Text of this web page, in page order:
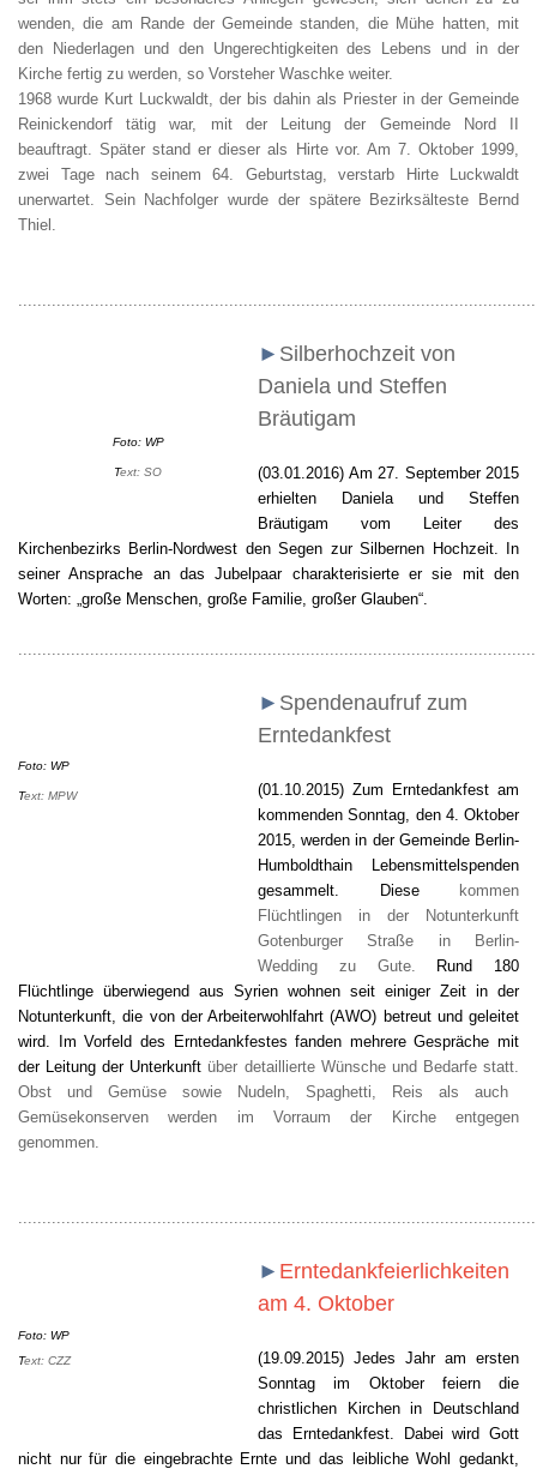
wenden, die am Rande der Gemeinde standen, die Mühe hatten, mit
den Niederlagen und den Ungerechtigkeiten des Lebens und in der
Kirche fertig zu werden, so Vorsteher Waschke weiter.
1968 wurde Kurt Luckwaldt, der bis dahin als Priester in der Gemeinde
Reinickendorf tätig war, mit der Leitung der Gemeinde Nord II
beauftragt. Später stand er dieser als Hirte vor. Am 7. Oktober 1999,
zwei Tage nach seinem 64. Geburtstag, verstarb Hirte Luckwaldt
unerwartet. Sein Nachfolger wurde der spätere Bezirksälteste Bernd
Thiel.
Foto: WP
Text: SO
► Silberhochzeit von
Daniela und Steffen
Bräutigam
(03.01.2016) Am 27. September 2015
erhielten Daniela und Steffen
Bräutigam vom Leiter des
Kirchenbezirks Berlin-Nordwest den Segen zur Silbernen Hochzeit. In
seiner Ansprache an das Jubelpaar charakterisierte er sie mit den
Worten: „große Menschen, große Familie, großer Glauben“.
Foto: WP
Text: MPW
► Spendenaufruf zum
Erntedankfest
(01.10.2015) Zum Erntedankfest am
kommenden Sonntag, den 4. Oktober
2015, werden in der Gemeinde Berlin-
Humboldthain Lebensmittelspenden
gesammelt. Diese
kommen
Flüchtlingen in der Notunterkunft
Gotenburger Straße in Berlin-
Wedding zu Gute.
Rund 180
Flüchtlinge überwiegend aus Syrien wohnen seit einiger Zeit in der
Notunterkunft, die von der Arbeiterwohlfahrt (AWO) betreut und geleitet
wird. Im Vorfeld des Erntedankfestes fanden mehrere Gespräche mit
der Leitung der Unterkunft über detaillierte Wünsche und Bedarfe statt.
Obst und Gemüse sowie Nudeln, Spaghetti, Reis als auch
Gemüsekonserven werden im Vorraum der Kirche entgegen
genommen.
Foto: WP
Text: CZZ
► Erntedankfeierlichkeiten
am 4. Oktober
(19.09.2015) Jedes Jahr am ersten
Sonntag im Oktober feiern die
christlichen Kirchen in Deutschland
das Erntedankfest. Dabei wird Gott
nicht nur für die eingebrachte Ernte und das leibliche Wohl gedankt,